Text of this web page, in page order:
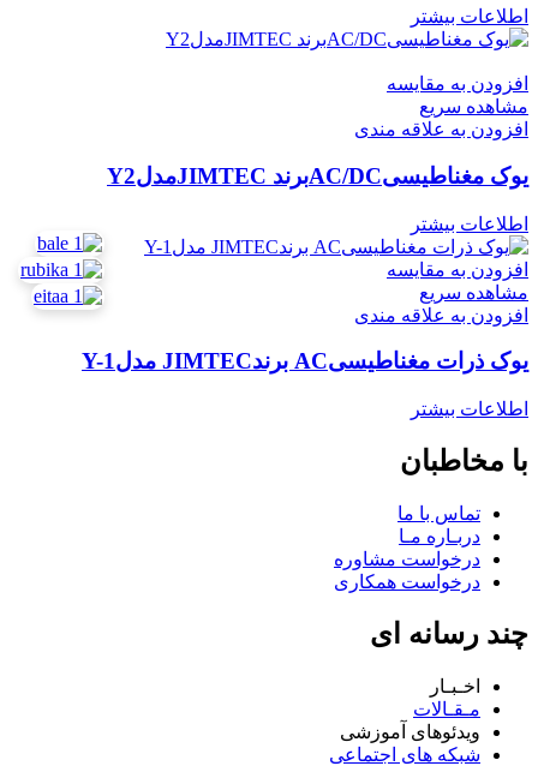
اطلاعات بیشتر
افزودن به مقایسه
مشاهده سریع
افزودن به علاقه مندی
یوک مغناطیسیAC/DCبرند JIMTECمدلY2
اطلاعات بیشتر
افزودن به مقایسه
مشاهده سریع
افزودن به علاقه مندی
یوک ذرات مغناطیسیAC برندJIMTEC مدلY-1
اطلاعات بیشتر
با مخاطبان
تماس با ما
دربـاره مـا
درخواست مشاوره
درخواست همکاری
چند رسانه ای
اخـبـار
مـقـالات
ویدئوهای آموزشی
شبکه های اجتماعی